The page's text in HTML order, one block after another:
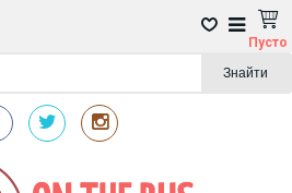
Пусто
Знайти